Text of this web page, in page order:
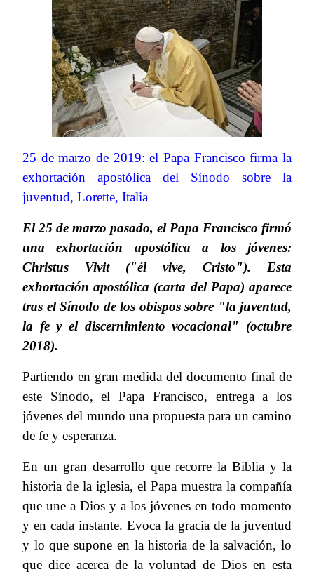
25 de marzo de 2019: el Papa Francisco firma la
exhortación apostólica del Sínodo sobre la
juventud, Lorette, Italia
El 25 de marzo pasado, el Papa Francisco firmó
una exhortación apostólica a los jóvenes:
Christus Vivit ("él vive, Cristo"). Esta
exhortación apostólica (carta del Papa) aparece
tras el Sínodo de los obispos sobre "la juventud,
la fe y el discernimiento vocacional" (octubre
2018).
Partiendo en gran medida del documento final de
este Sínodo, el Papa Francisco, entrega a los
jóvenes del mundo una propuesta para un camino
de fe y esperanza.
En un gran desarrollo que recorre la Biblia y la
historia de la iglesia, el Papa muestra la compañía
que une a Dios y a los jóvenes en todo momento
y en cada instante. Evoca la gracia de la juventud
y lo que supone en la historia de la salvación, lo
que dice acerca de la voluntad de Dios en esta